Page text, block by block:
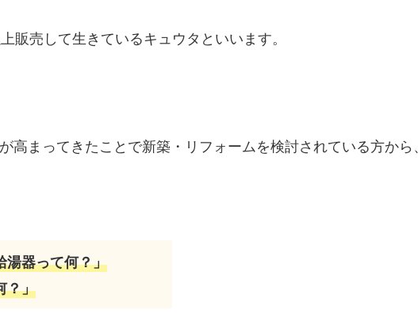
販売して生きているキュウタといいます。
高まってきたことで新築・リフォームを検討されている方から、
湯器って何？」
？」